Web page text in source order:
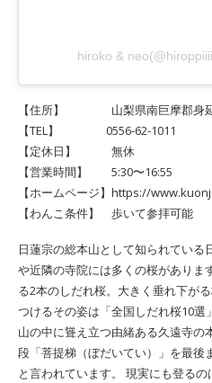
hiroko &
【住所】 山梨県南巨摩郡身延
【TEL】 0556-62-1011
【定休日】 無休
【営業時間】 5:30〜16:55
【ホームページ】https://
【わんこ条件】 歩いて参拝可能
日蓮宗の総本山として知られている
や近隣の寺院には多くの桜がありま
る2本のしだれ桜。大きく垂れ下が
つけるその姿は「全国しだれ桜10選
山の中に聳え立つ由緒ある久遠寺の
段「菩提梯（ぼだいてい）」を最後
と言われています。 現実にも登る